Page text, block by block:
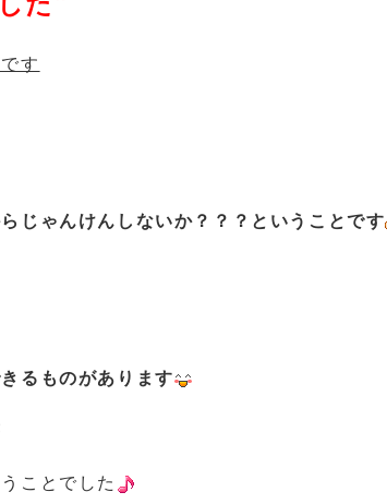
す
じゃんけんしないか？？？ということです
るものがあります
ことでした